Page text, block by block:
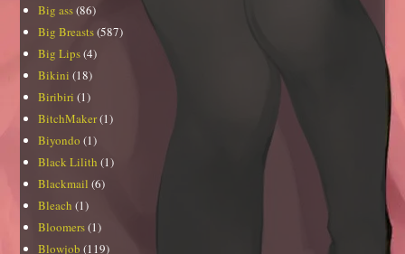
Big ass(86)
Big Breasts(587)
Big Lips(4)
Bikini (18)
Biribiri (1)
BitchMaker(1)
Biyondo (1)
Black Lilith (1)
Blackmail (6)
Bleach (1)
Bloomers(1)
Blowjob (119)